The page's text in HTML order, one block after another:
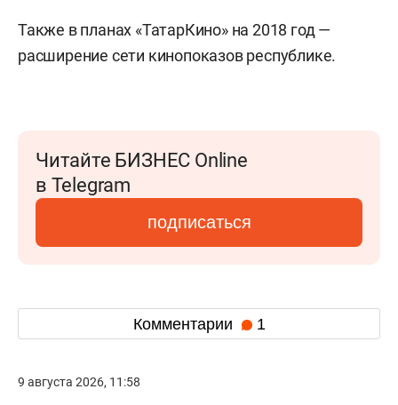
Также в планах «ТатарКино» на 2018 год —
расширение сети кинопоказов республике.
Читайте БИЗНЕС Online
в Telegram
подписаться
Комментарии 1
9 августа 2026, 11:58